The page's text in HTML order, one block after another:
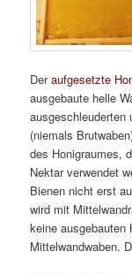
Deraufgesetzte
ausgebaute helle
ausgeschleuderten
(niemals
des Honigraumes,
Nektar verwendet
Bienen nicht erst
wird mit
keine ausgebauten
Mittelwandwaben.